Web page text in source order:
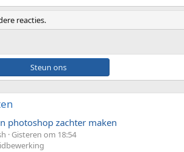
reacties.
Steun ons
photoshop zachter maken
Gisteren om 18:54